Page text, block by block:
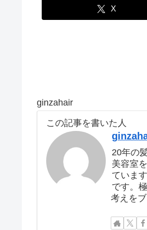
X
ginzahair
この記事を書いた人
20年の
美容室
ていま
です。
考えを